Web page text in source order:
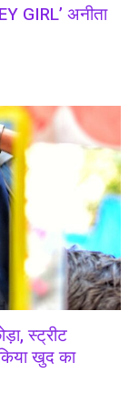
GIRL’ अनीता
स्ट्रीट
खुद का